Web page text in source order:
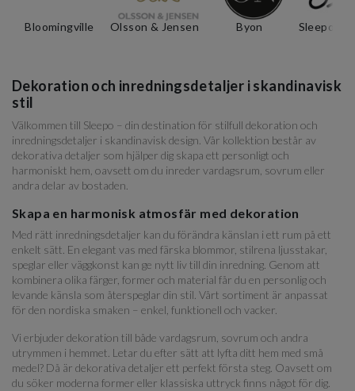
Bloomingville Olsson & Jensen Byon Sleepo
Dekoration och inredningsdetaljer i skandinavisk
stil
Välkommen till Sleepo – din destination för stilfull dekoration och
inredningsdetaljer i skandinavisk design. Vår kollektion består av
dekorativa detaljer som hjälper dig skapa ett personligt och
harmoniskt hem, oavsett om du inreder vardagsrum, sovrum eller
andra delar av bostaden.
Skapa en harmonisk atmosfär med dekoration
Med rätt inredningsdetaljer kan du förändra känslan i ett rum på ett
enkelt sätt. En elegant vas med färska blommor, stilrena ljusstakar,
speglar eller väggkonst kan ge nytt liv till din inredning. Genom att
kombinera olika färger, former och material får du en personlig och
levande känsla som återspeglar din stil. Vårt sortiment är anpassat
för den nordiska smaken – enkel, funktionell och vacker.
Vi erbjuder dekoration till både vardagsrum, sovrum och andra
utrymmen i hemmet. Letar du efter sätt att lyfta ditt hem med små
medel? Då är dekorativa detaljer ett perfekt första steg. Oavsett om
du söker moderna former eller klassiska uttryck finns något för dig.